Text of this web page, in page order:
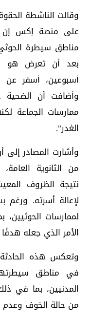
وقالت الناشطة
على منصة إكس إن
مناطق سيطرة
بعد أن تعرض هو
أسبوعين، أسفر عن
وأضافت أن
ممارسات الجماعة
الغدر".
وأشارت المصادر إلى
من الثانوية
نتيجة الظروف
لإعالة أسرته. ورغم
لممارسات الحوثيين،
الأمر الذي جعله هدفًا
وتعكس هذه الحادثة
في مناطق
المدنيين، بما في
من حالة الخوف وعدم